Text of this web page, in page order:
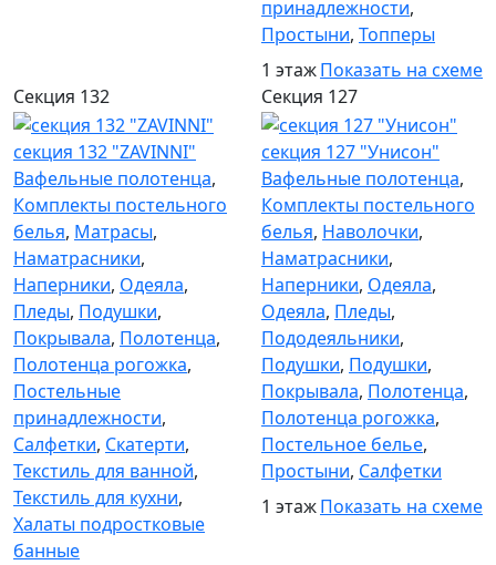
принадлежности,
Простыни, Топперы
1 этажПоказать на схеме
Секция 132
секция 132 "ZAVINNI"
Вафельные полотенца,
Комплекты постельного
белья, Матрасы,
Наматрасники,
Наперники, Одеяла,
Пледы, Подушки,
Покрывала, Полотенца,
Полотенца рогожка,
Постельные
принадлежности,
Салфетки, Скатерти,
Текстиль для ванной,
Текстиль для кухни,
Халаты подростковые
банные
Секция 127
секция 127 "Унисон"
Вафельные полотенца,
Комплекты постельного
белья, Наволочки,
Наматрасники,
Наперники, Одеяла,
Одеяла, Пледы,
Пододеяльники,
Подушки, Подушки,
Покрывала, Полотенца,
Полотенца рогожка,
Постельное белье,
Простыни, Салфетки
1 этажПоказать на схеме